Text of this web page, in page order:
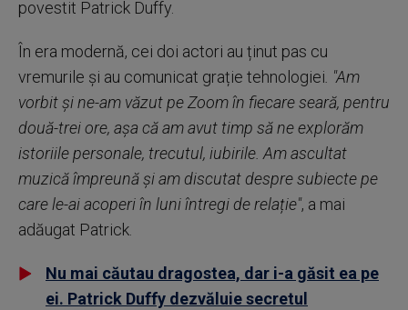
povestit Patrick Duffy.
În era modernă, cei doi actori au ținut pas cu
vremurile și au comunicat grație tehnologiei. "Am
vorbit și ne-am văzut pe Zoom în fiecare seară, pentru
două-trei ore, așa că am avut timp să ne explorăm
istoriile personale, trecutul, iubirile. Am ascultat
muzică împreună și am discutat despre subiecte pe
care le-ai acoperi în luni întregi de relație", a mai
adăugat Patrick.
Nu mai căutau dragostea, dar i-a găsit ea pe
ei. Patrick Duffy dezvăluie secretul